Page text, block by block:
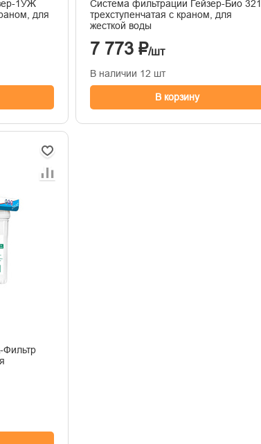
1УЖ
для
Система фильтрации Гейзер-Био 321
трехступенчатая с краном, для
жесткой воды
7 773 ₽/шт
В наличии 12 шт
В корзину